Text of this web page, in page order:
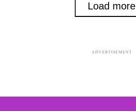
Load more
ADVERTISEMENT